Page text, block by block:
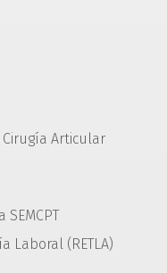
Articular
Laboral (RETLA)